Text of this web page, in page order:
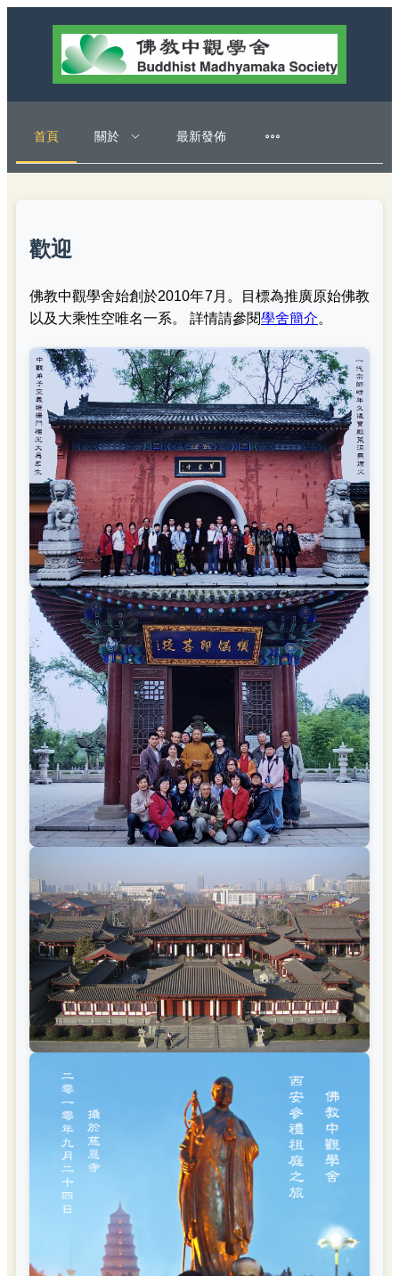
首頁 關於 最新發佈
歡迎
佛教中觀學舍始創於2010年7月。目標為推廣原始佛教
以及大乘性空唯名一系。 詳情請參閱學舍簡介。